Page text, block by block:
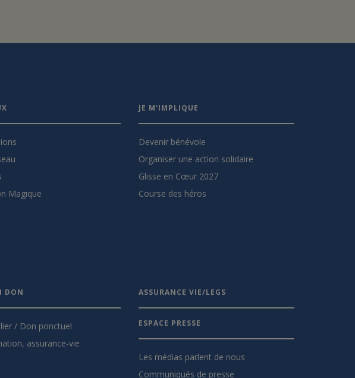
Magique
JE M'IMPLIQUE
Devenir bénévole
Organiser une action solidaire
Glisse en Cœur 2027
Course des héros
DON
/ Don ponctuel
assurance-vie
ASSURANCE VIE/LEGS
ESPACE PRESSE
Les médias parlent de nous
Communiqués de presse